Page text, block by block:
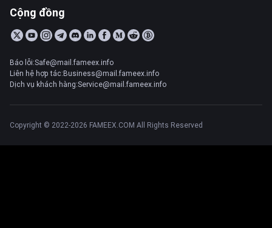
Cộng đồng
Báo lỗi:Safe@mail.fameex.info
Liên hệ hợp tác:Business@mail.fameex.info
Dịch vụ khách hàng:Service@mail.fameex.info
Copyright © 2022-2026 FAMEEX.COM All Rights Reserved